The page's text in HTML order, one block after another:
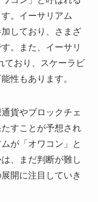
。イーサリアム
しており、さまざ
。また、イーサリ
ており、スケーラビ
性もあります。
貨やブロックチェ
すことが予想され
が「オワコン」と
、まだ判断が難し
開に注目していき